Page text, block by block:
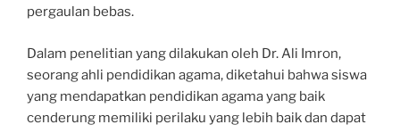
pergaulan bebas.
Dalam penelitian yang dilakukan oleh Dr. Ali Imron,
seorang ahli pendidikan agama, diketahui bahwa siswa
yang mendapatkan pendidikan agama yang baik
cenderung memiliki perilaku yang lebih baik dan dapat